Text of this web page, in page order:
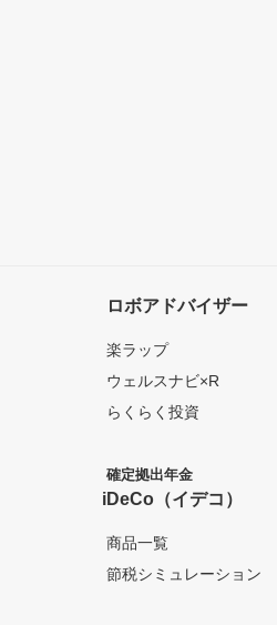
ロボアドバイザー
楽ラップ
ウェルスナビ×R
らくらく投資
確定拠出年金
iDeCo（イデコ）
商品一覧
節税シミュレーション